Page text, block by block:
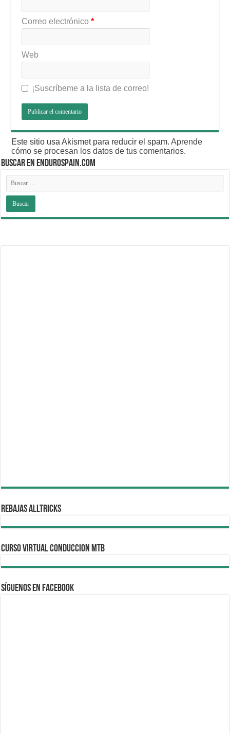
Correo electrónico*
Web
¡Suscríbeme a la lista de correo!
Este sitio usa Akismet para reducir el spam.Aprende
cómo se procesan los datos de tus comentarios.
BUSCAR EN ENDUROSPAIN.COM
REBAJAS ALLTRICKS
CURSO VIRTUAL CONDUCCION MTB
Síguenos en Facebook